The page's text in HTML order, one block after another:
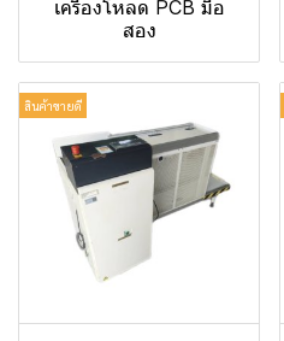
เครื่องโหลด PCB มือ
สอง
สินค้าขายดี